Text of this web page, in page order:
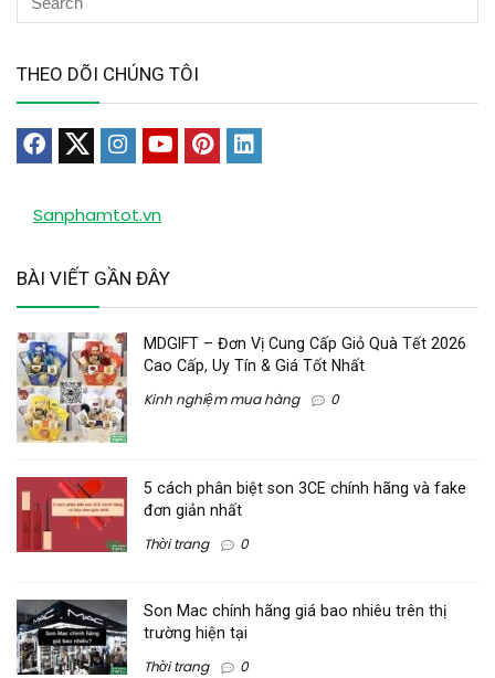
THEO DÕI CHÚNG TÔI
Sanphamtot.vn
BÀI VIẾT GẦN ĐÂY
MDGIFT – Đơn Vị Cung Cấp Giỏ Quà Tết 2026
Cao Cấp, Uy Tín & Giá Tốt Nhất
Kinh nghiệm mua hàng 0
5 cách phân biệt son 3CE chính hãng và fake
đơn giản nhất
Thời trang 0
Son Mac chính hãng giá bao nhiêu trên thị
trường hiện tại
Thời trang 0